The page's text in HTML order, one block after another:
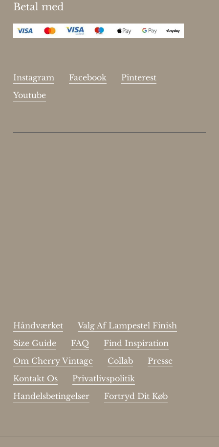
Subtotal: DKK0
Betal med
Instagram Facebook
Pinterest
Youtube
Håndværket
Valg Af Lampestel Finish
Size Guide
FAQ
Find Inspiration
Om Cherry Vintage
Collab
Presse
Kontakt Os
Privatlivspolitik
Handelsbetingelser
Fortryd Dit Køb